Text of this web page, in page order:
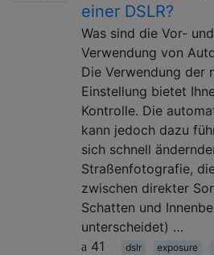
einer DSLR?
Was sind die Vor-
Verwendung von
Die Verwendung der
Einstellung bietet
Kontrolle. Die
kann jedoch dazu
sich schnell
Straßenfotografie,
zwischen direkter
Schatten und
unterscheidet) …
41
dslr exposure